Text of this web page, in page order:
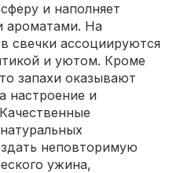
и наполняет
ароматами. На
свечки ассоциируются
и уютом. Кроме
запахи оказывают
настроение и
неповторимую
ужина,